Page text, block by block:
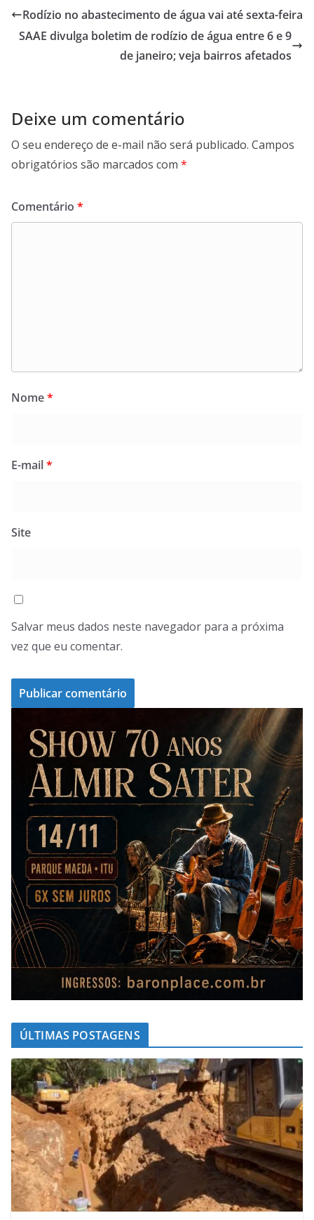
b
o
o
s
A
p
e
d
I
g
r
a
Rodízio no abastecimento de água vai até sexta-feira
SAAE divulga boletim de rodízio de água entre 6 e 9
de janeiro; veja bairros afetados
Deixe um comentário
O seu endereço de e-mail não será publicado. Campos
obrigatórios são marcados com *
Comentário *
Nome*
E-mail*
Site
Salvar meus dados neste navegador para a próxima
vez que eu comentar.
ÚLTIMAS POSTAGENS